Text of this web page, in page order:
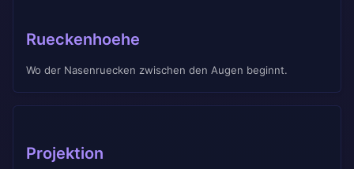
Rueckenhoehe
Wo der Nasenruecken zwischen den Augen beginnt.
Projektion